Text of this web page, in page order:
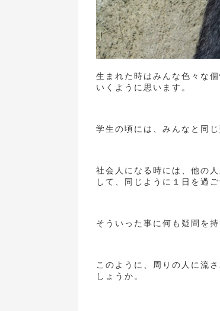
生まれた時はみんな色々な
いくように思います。
学生の頃には、みんなと同
社会人になる時には、他の
して、同じように１日を過ご
そういった事に何も疑問を
このように、周りの人に流
しょうか。